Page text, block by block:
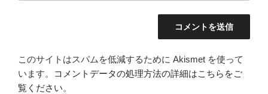
このサイトはスパムを低減するために Akismet を使って
います。
コメントデータの処理方法の詳細はこちらをご
覧ください。